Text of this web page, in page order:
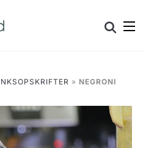
Search
for:
» NEGRONI